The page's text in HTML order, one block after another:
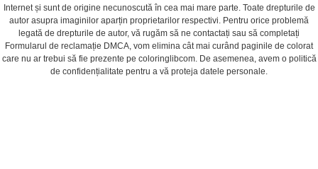
Internet și sunt de origine necunoscută în cea mai mare parte. Toate drepturile de
autor asupra imaginilor aparțin proprietarilor respectivi. Pentru orice problemă
legată de drepturile de autor, vă rugăm să ne contactați sau să completați
Formularul de reclamație DMCA, vom elimina cât mai curând paginile de colorat
care nu ar trebui să fie prezente pe coloringlibcom. De asemenea, avem o politică
de confidențialitate pentru a vă proteja datele personale.